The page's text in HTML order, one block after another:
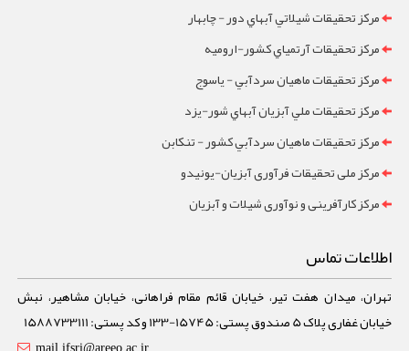
مرکز تحقيقات شيلاتي آبهاي دور - چابهار
مرکز تحقيقات آرتمياي کشور-ارومیه
مرکز تحقيقات ماهيان سردآبي - ياسوج
مرکز تحقيقات ملي آبزيان آبهاي شور-یزد
مرکز تحقيقات ماهيان سردآبي کشور - تنکابن
مرکز ملی تحقیقات فرآوری آبزیان-یونیدو
مرکز کارآفرینی و نوآوری شیلات و آبزیان
اطلاعات تماس
تهران، میدان هفت تیر، خیابان قائم مقام فراهانی، خیابان مشاهیر، نبش
خیابان غفاری پلاک 5 صندوق پستی: 15745-133 و کد پستی: 1588733111
mail.ifsri@areeo.ac.ir